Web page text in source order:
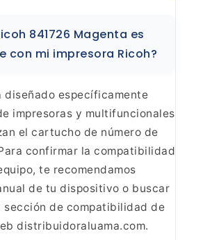
841726 Magenta es
con mi impresora Ricoh?
diseñado específicamente
impresoras y multifuncionales
el cartucho de número de
confirmar la compatibilidad
te recomendamos
de tu dispositivo o buscar
sección de compatibilidad de
distribuidoraluama.com.